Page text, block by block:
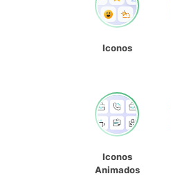
Iconos
Iconos
Animados